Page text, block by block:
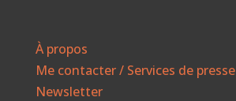
À propos
Me contacter / Services de presse
Newsletter